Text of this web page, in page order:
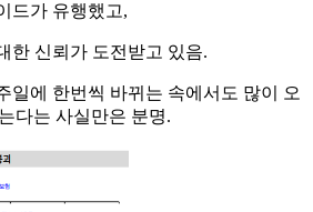
드가 유행했고,
한 신뢰가 도전받고 있음.
일에 한번씩 바뀌는 속에서도 많이 오
다는 사실만은 분명.